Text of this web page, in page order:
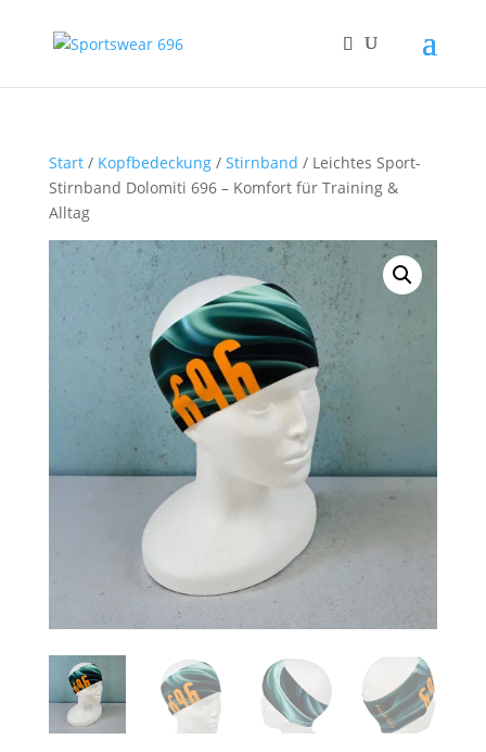
Start/ Kopfbedeckung/ Stirnband / Leichtes Sport-
Stirnband Dolomiti 696 – Komfort für Training &
Alltag